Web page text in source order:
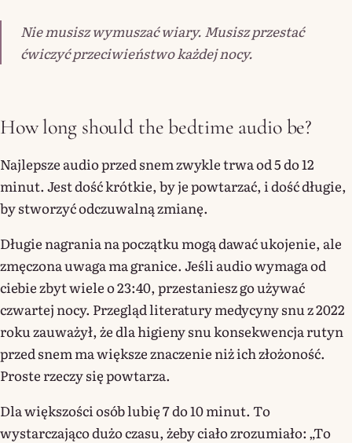
Nie musisz wymuszać wiary. Musisz przestać
ćwiczyć przeciwieństwo każdej nocy.
How long should the bedtime audio be?
Najlepsze audio przed snem zwykle trwa od 5 do 12
minut. Jest dość krótkie, by je powtarzać, i dość długie,
by stworzyć odczuwalną zmianę.
Długie nagrania na początku mogą dawać ukojenie, ale
zmęczona uwaga ma granice. Jeśli audio wymaga od
ciebie zbyt wiele o 23:40, przestaniesz go używać
czwartej nocy. Przegląd literatury medycyny snu z 2022
roku zauważył, że dla higieny snu konsekwencja rutyn
przed snem ma większe znaczenie niż ich złożoność.
Proste rzeczy się powtarza.
Dla większości osób lubię 7 do 10 minut. To
wystarczająco dużo czasu, żeby ciało zrozumiało: „To